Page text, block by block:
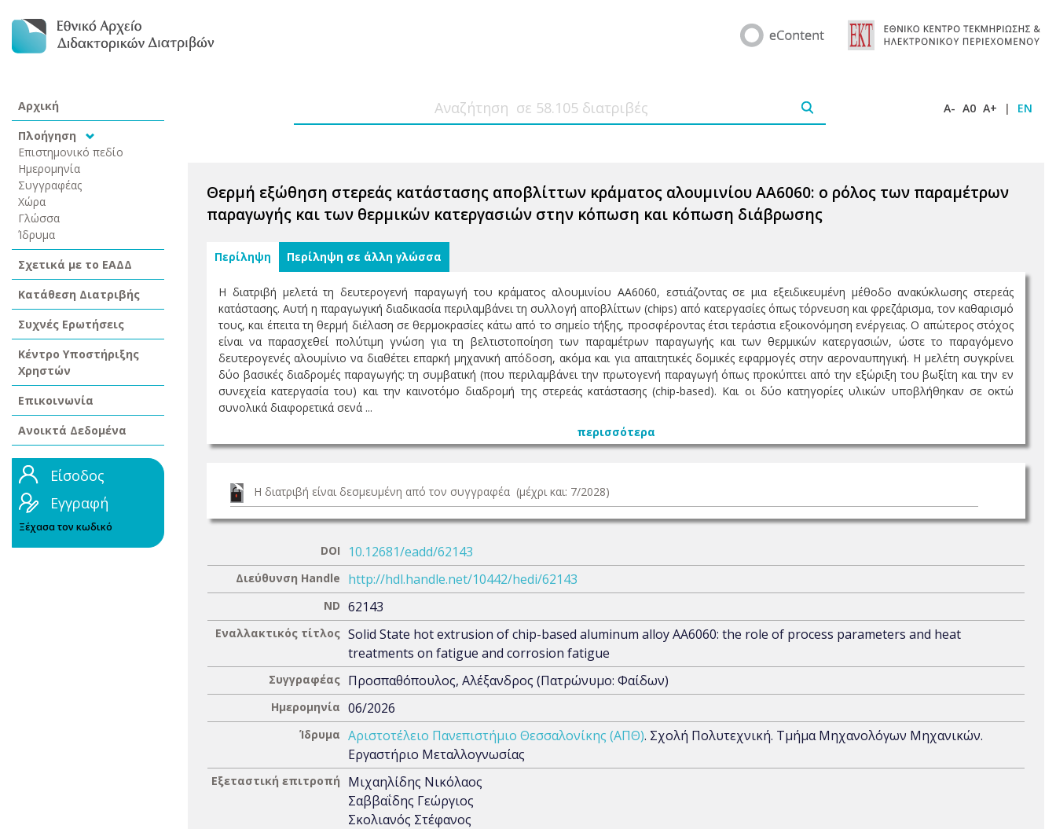
Αρχική
Πλοήγηση
Επιστημονικό πεδίο
Ημερομηνία
Συγγραφέας
Χώρα
Γλώσσα
Ίδρυμα
Σχετικά με το ΕΑΔΔ
Κατάθεση Διατριβής
Συχνές Ερωτήσεις
Κέντρο Υποστήριξης
Χρηστών
Επικοινωνία
Ανοικτά Δεδομένα
Είσοδος
Εγγραφή
Ξέχασα τον κωδικό
A- A0 A+ | EN
Θερμή εξώθηση στερεάς κατάστασης αποβλίττων κράματος αλουμινίου ΑΑ6060: ο ρόλος των παραμέτρων
παραγωγής και των θερμικών κατεργασιών στην κόπωση και κόπωση διάβρωσης
Περίληψη Περίληψη σε άλλη γλώσσα
Η διατριβή μελετά τη δευτερογενή παραγωγή του κράματος αλουμινίου AA6060, εστιάζοντας σε μια εξειδικευμένη μέθοδο ανακύκλωσης στερεάς
κατάστασης. Αυτή η παραγωγική διαδικασία περιλαμβάνει τη συλλογή αποβλίττων (chips) από κατεργασίες όπως τόρνευση και φρεζάρισμα, τον καθαρισμό
τους, και έπειτα τη θερμή διέλαση σε θερμοκρασίες κάτω από το σημείο τήξης, προσφέροντας έτσι τεράστια εξοικονόμηση ενέργειας. Ο απώτερος στόχος
είναι να παρασχεθεί πολύτιμη γνώση για τη βελτιστοποίηση των παραμέτρων παραγωγής και των θερμικών κατεργασιών, ώστε το παραγόμενο
δευτερογενές αλουμίνιο να διαθέτει επαρκή μηχανική απόδοση, ακόμα και για απαιτητικές δομικές εφαρμογές στην αεροναυπηγική. H μελέτη συγκρίνει
δύο βασικές διαδρομές παραγωγής: τη συμβατική (που περιλαμβάνει την πρωτογενή παραγωγή όπως προκύπτει από την εξώριξη του βωξίτη και την εν
συνεχεία κατεργασία του) και την καινοτόμο διαδρομή της στερεάς κατάστασης (chip-based). Και οι δύο κατηγορίες υλικών υποβλήθηκαν σε οκτώ
συνολικά διαφορετικά σενά ...
περισσότερα
Η διατριβή είναι δεσμευμένη από τον συγγραφέα (μέχρι και: 7/2028)
DOI 10.12681/eadd/62143
Διεύθυνση Handle http://hdl.handle.net/10442/hedi/62143
ND 62143
Εναλλακτικός τίτλος Solid State hot extrusion of chip-based aluminum alloy AA6060: the role of process parameters and heat
treatments on fatigue and corrosion fatigue
Συγγραφέας Προσπαθόπουλος, Αλέξανδρος (Πατρώνυμο: Φαίδων)
Ημερομηνία 06/2026
Ίδρυμα Αριστοτέλειο Πανεπιστήμιο Θεσσαλονίκης (ΑΠΘ). Σχολή Πολυτεχνική. Τμήμα Μηχανολόγων Μηχανικών.
Εργαστήριο Μεταλλογνωσίας
Εξεταστική επιτροπή
Μιχαηλίδης Νικόλαος
Σαββαΐδης Γεώργιος
Σκολιανός Στέφανος